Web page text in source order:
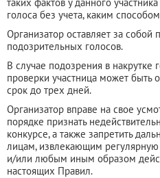
голоса без учета, каким
Организатор оставляет за собой
подозрительных голосов.
В случае подозрения в накрутке
проверки участница может быть
срок до трех дней.
Организатор вправе на свое
порядке признать
конкурсе, а также запретить
лицам, извлекающим регулярную
и/или любым иным образом
настоящих Правил.